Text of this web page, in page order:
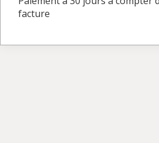
facture